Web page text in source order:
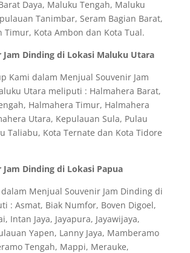
Daya, Maluku Tengah, Maluku
Tanimbar, Seram Bagian Barat,
Timur, Kota Ambon dan Kota Tual.
Jam Dinding di Lokasi Maluku Utara
Kami dalam Menjual Souvenir Jam
Utara meliputi : Halmahera Barat,
Halmahera Timur, Halmahera
Utara, Kepulauan Sula, Pulau
Taliabu, Kota Ternate dan Kota Tidore
Jam Dinding di Lokasi Papua
Menjual Souvenir Jam Dinding di
: Asmat, Biak Numfor, Boven Digoel,
Intan Jaya, Jayapura, Jayawijaya,
Yapen, Lanny Jaya, Mamberamo
Tengah, Mappi, Merauke,